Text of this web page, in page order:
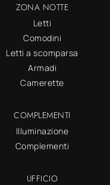
ZONA NOTTE
Letti
Comodini
Letti a scomparsa
Armadi
Camerette
COMPLEMENTI
Illuminazione
Complementi
UFFICIO